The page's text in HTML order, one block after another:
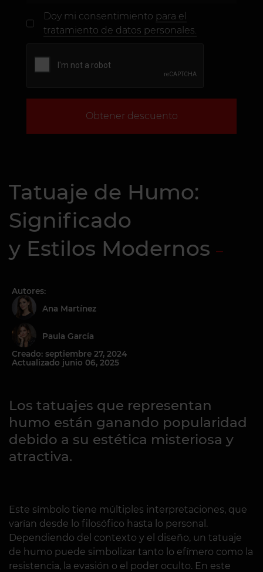
Doy mi consentimiento para el
tratamiento de datos personales.
Obtener descuento
Tatuaje de Humo:
Significado
y Estilos Modernos
Autores:
Ana Martínez
Paula García
Creado: septiembre 27, 2024
Actualizado junio 06, 2025
Los tatuajes que representan
humo están ganando popularidad
debido a su estética misteriosa y
atractiva.
Este símbolo tiene múltiples interpretaciones, que
varían desde lo filosófico hasta lo personal.
Dependiendo del contexto y el diseño, un tatuaje
de humo puede simbolizar tanto lo efímero como la
resistencia, la evasión o el poder oculto. En este